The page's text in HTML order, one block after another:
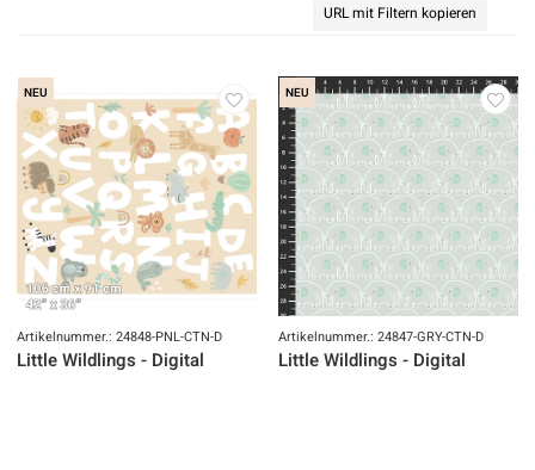
URL mit Filtern kopieren
NEU
Artikelnummer.: 24848-PNL-CTN-D
Little Wildlings - Digital
NEU
Artikelnummer.: 24847-GRY-CTN-D
Little Wildlings - Digital